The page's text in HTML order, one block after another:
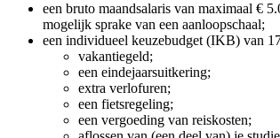
een bruto maandsalaris van maximaal €
mogelijk sprake van een aanloopschaal;
een individueel keuzebudget (IKB) van
vakantiegeld;
een eindejaarsuitkering;
extra verlofuren;
een fietsregeling;
een vergoeding van reiskosten;